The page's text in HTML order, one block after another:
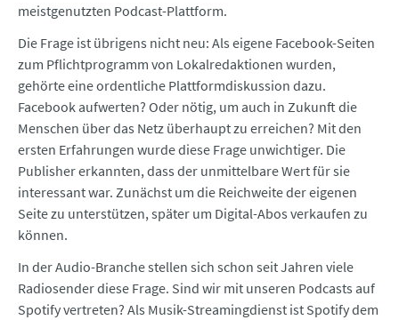
meistgenutzten Podcast-Plattform.
Die Frage ist übrigens nicht neu: Als eigene Facebook-Seiten
zum Pflichtprogramm von Lokalredaktionen wurden,
gehörte eine ordentliche Plattformdiskussion dazu.
Facebook aufwerten? Oder nötig, um auch in Zukunft die
Menschen über das Netz überhaupt zu erreichen? Mit den
ersten Erfahrungen wurde diese Frage unwichtiger. Die
Publisher erkannten, dass der unmittelbare Wert für sie
interessant war. Zunächst um die Reichweite der eigenen
Seite zu unterstützen, später um Digital-Abos verkaufen zu
können.
In der Audio-Branche stellen sich schon seit Jahren viele
Radiosender diese Frage. Sind wir mit unseren Podcasts auf
Spotify vertreten? Als Musik-Streamingdienst ist Spotify dem